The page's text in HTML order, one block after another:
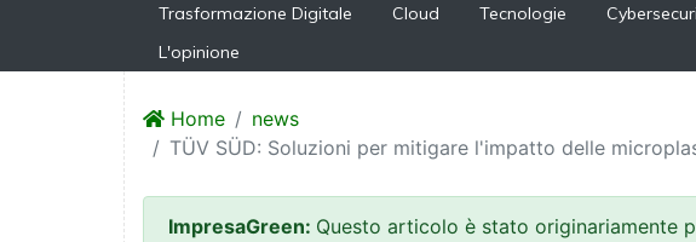
Trasformazione Digitale Cloud Tecnologie
L'opinione
Home
news
TÜV SÜD: Soluzioni per mitigare l'impatto delle
ImpresaGreen: Questo articolo è stato originariamente